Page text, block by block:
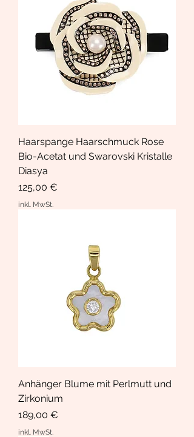
Haarspange Haarschmuck Rose
Bio-Acetat und Swarovski Kristalle
Diasya
Preis
125,00 €
inkl. MwSt.
Anhänger Blume mit Perlmutt und
Zirkonium
Preis
189,00 €
inkl. MwSt.